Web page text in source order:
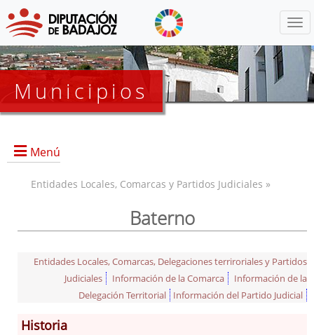
Municipios
Menú
Entidades Locales, Comarcas y Partidos Judiciales »
Baterno
Entidades Locales, Comarcas, Delegaciones terriroriales y Partidos
Judiciales
Información de la Comarca
Información de la
Delegación Territorial
Información del Partido Judicial
Historia